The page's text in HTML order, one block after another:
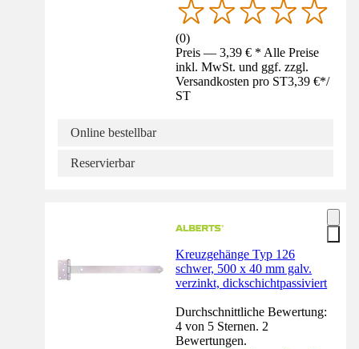
(0)
Preis — 3,39 € * Alle Preise
inkl. MwSt. und ggf. zzgl.
Versandkosten pro ST3,39 €*/
ST
Online bestellbar
Reservierbar
Kreuzgehänge Typ 126
schwer, 500 x 40 mm galv.
verzinkt, dickschichtpassiviert
Durchschnittliche Bewertung:
4 von 5 Sternen. 2
Bewertungen.